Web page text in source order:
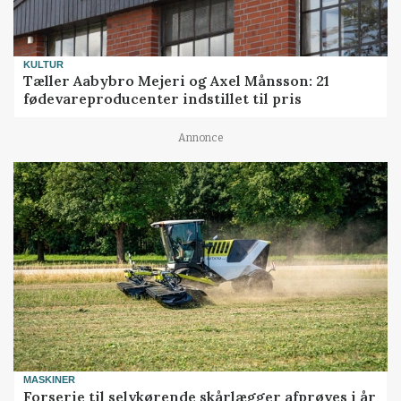
KULTUR
Tæller Aabybro Mejeri og Axel Månsson: 21
fødevareproducenter indstillet til pris
Annonce
MASKINER
Forserie til selvkørende skårlægger afprøves i år